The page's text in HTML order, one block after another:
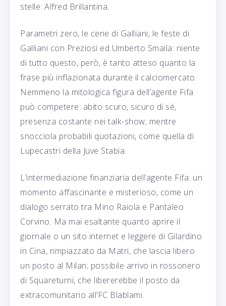
stelle: Alfred Brillantina.
Parametri zero, le cene di Galliani, le feste di
Galliani con Preziosi ed Umberto Smaila: niente
di tutto questo, però, è tanto atteso quanto la
frase più inflazionata durante il calciomercato.
Nemmeno la mitologica figura dell’agente Fifa
può competere: abito scuro, sicuro di sé,
presenza costante nei talk-show; mentre
snocciola probabili quotazioni, come quella di
Lupecastri della Juve Stabia.
L’intermediazione finanziaria dell’agente Fifa: un
momento affascinante e misterioso, come un
dialogo serrato tra Mino Raiola e Pantaleo
Corvino. Ma mai esaltante quanto aprire il
giornale o un sito internet e leggere di Gilardino
in Cina, rimpiazzato da Matri, che lascia libero
un posto al Milan; possibile arrivo in rossonero
di Squareturni, che libererebbe il posto da
extracomunitario all’FC Blablami.